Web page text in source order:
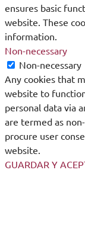
ensures basic
website. These
information.
Non-necessary
Non-necessary
Any cookies that
website to
personal data via
are termed as
procure user
website.
GUARDAR Y